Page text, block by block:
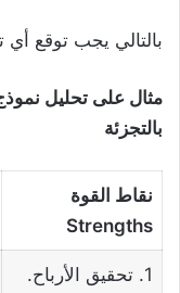
بالتالي يجب توقع
مثال على تحليل
بالتجزئة
نقاط القوة
Strengths
1. تحقيق الأرباح.